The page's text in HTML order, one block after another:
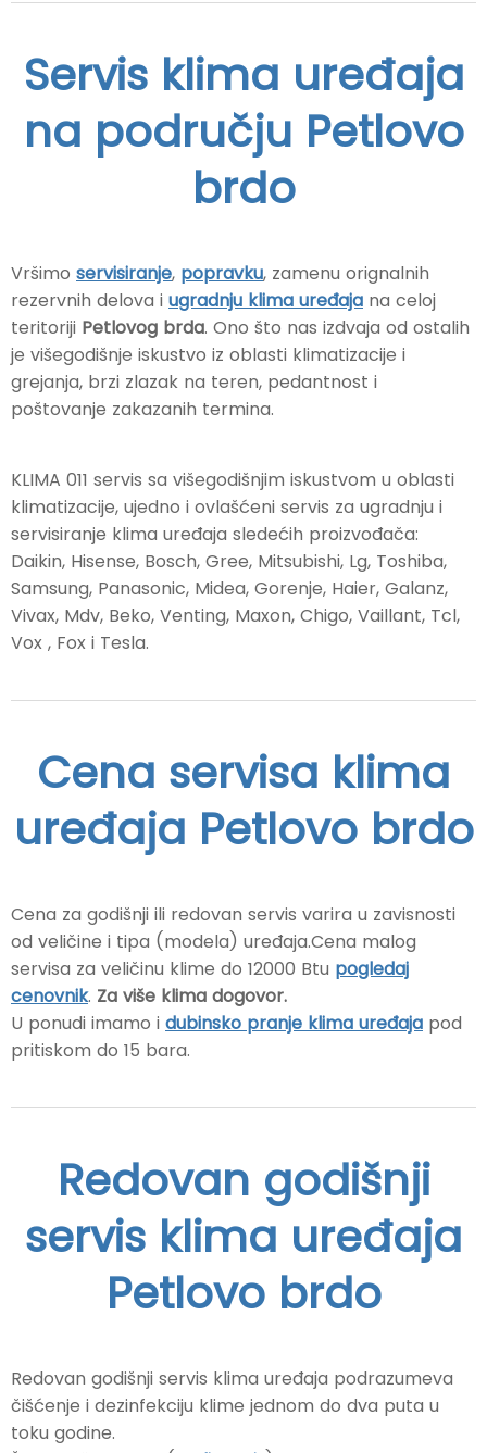
Servis klima uređaja
na području Petlovo
brdo
Vršimo servisiranje, popravku, zamenu orignalnih
rezervnih delova i ugradnju klima uređaja na celoj
teritoriji Petlovog brda. Ono što nas izdvaja od ostalih
je višegodišnje iskustvo iz oblasti klimatizacije i
grejanja, brzi zlazak na teren, pedantnost i
poštovanje zakazanih termina.
KLIMA 011 servis sa višegodišnjim iskustvom u oblasti
klimatizacije, ujedno i ovlašćeni servis za ugradnju i
servisiranje klima uređaja sledećih proizvođača:
Daikin, Hisense, Bosch, Gree, Mitsubishi, Lg, Toshiba,
Samsung, Panasonic, Midea, Gorenje, Haier, Galanz,
Vivax, Mdv, Beko, Venting, Maxon, Chigo, Vaillant, Tcl,
Vox , Fox i Tesla.
Cena servisa klima
uređaja Petlovo brdo
Cena za godišnji ili redovan servis varira u zavisnosti
od veličine i tipa (modela) uređaja.Cena malog
servisa za veličinu klime do 12000 Btu pogledaj
cenovnik. Za više klima dogovor.
U ponudi imamo i dubinsko pranje klima uređaja pod
pritiskom do 15 bara.
Redovan godišnji
servis klima uređaja
Petlovo brdo
Redovan godišnji servis klima uređaja podrazumeva
čišćenje i dezinfekciju klime jednom do dva puta u
toku godine.